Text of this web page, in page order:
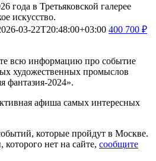
года в Третьяковской галерее
искусство.
03-22T20:48:00+03:00 400 700 ₽
всю информацию про событие
художественных промыслов
фантазия-2024».
афиша самых интересных
которые пройдут в Москве.
нет на сайте, сообщите